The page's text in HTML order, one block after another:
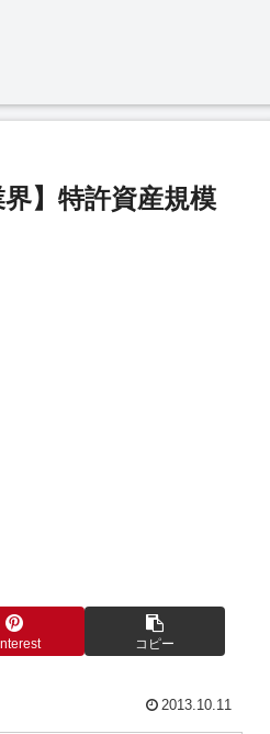
】特許資産規模
コピー
2013.10.11